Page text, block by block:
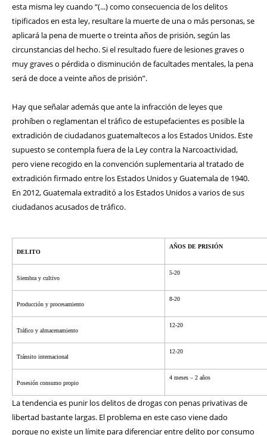
esta misma ley cuando “(...) como consecuencia de los delitos
tipificados en esta ley, resultare la muerte de una o más personas, se
aplicará la pena de muerte o treinta años de prisión, según las
circunstancias del hecho. Si el resultado fuere de lesiones graves o
muy graves o pérdida o disminución de facultades mentales, la pena
será de doce a veinte años de prisión”.
Hay que señalar además que ante la infracción de leyes que
prohíben o reglamentan el tráfico de estupefacientes es posible la
extradición de ciudadanos guatemaltecos a los Estados Unidos. Este
supuesto se contempla fuera de la Ley contra la Narcoactividad,
pero viene recogido en la convención suplementaria al tratado de
extradición firmado entre los Estados Unidos y Guatemala de 1940.
En 2012, Guatemala extraditó a los Estados Unidos a varios de sus
ciudadanos acusados de tráfico.
DELITO
AÑOS DE PRISIÓN
Siembra y cultivo
5-20
Producción y procesamiento
8-20
Tráfico y almacenamiento
12-20
Tránsito internacional
12-20
Posesión consumo propio
4 meses – 2 años
La tendencia es punir los delitos de drogas con penas privativas de
libertad bastante largas. El problema en este caso viene dado
porque no existe un límite para diferenciar entre delito por consumo